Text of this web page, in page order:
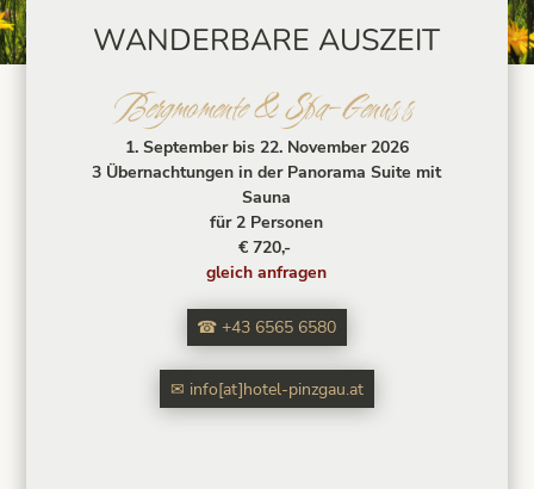
WANDERBARE AUSZEIT
Bergmomente & Spa-Genuss
1. September bis 22. November 2026
3 Übernachtungen in der Panorama Suite mit
Sauna
für 2 Personen
€ 720,-
gleich anfragen
☎ +43 6565 6580
✉ info[at]hotel-pinzgau.at
Eine der wohl schönsten Zeit für einen
Wanderurlaub im Nationalpark Hohe Tauern
sind der Frühling und der Herbst. Sei dabei,
wenn die Natur aus ihrem Winterschlaf